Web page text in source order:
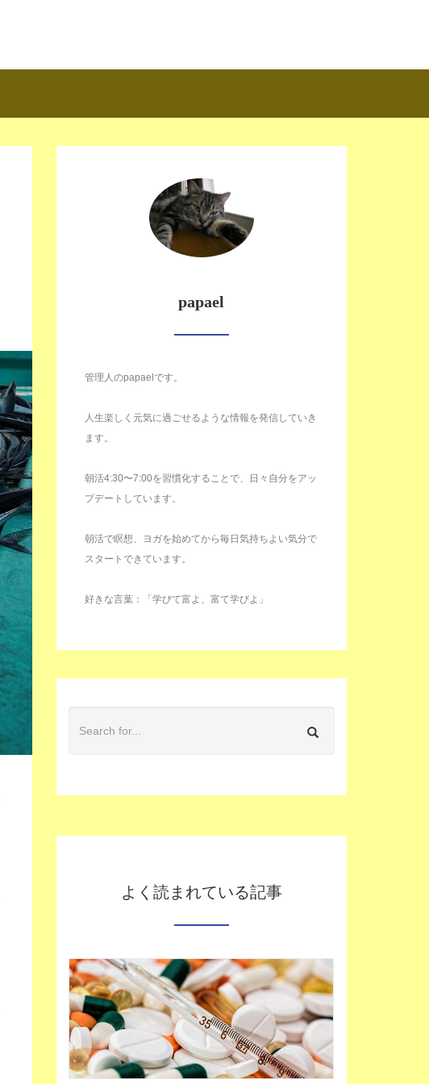
papael
管理人のpapaelです。
人生楽しく元気に過ごせるような情報を発信していき
ます。
朝活4:30〜7:00を習慣化することで、日々自分をアッ
プデートしています。
朝活で瞑想、ヨガを始めてから毎日気持ちよい気分で
スタートできています。
好きな言葉：「学びて富よ、富て学びよ」
よく読まれている記事